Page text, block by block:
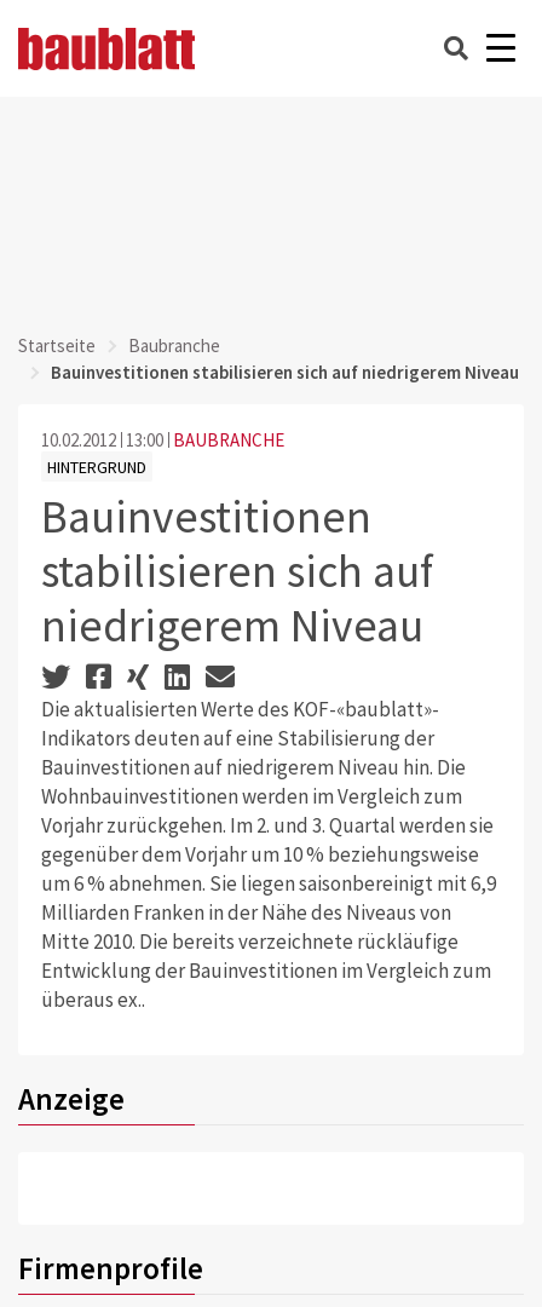
Startseite
Baubranche
Bauinvestitionen stabilisieren sich auf niedrigerem Niveau
10.02.2012 13:00 BAUBRANCHE
HINTERGRUND
Bauinvestitionen
stabilisieren sich auf
niedrigerem Niveau
Die aktualisierten Werte des KOF-«baublatt»-
Indikators deuten auf eine Stabilisierung der
Bauinvestitionen auf niedrigerem Niveau hin. Die
Wohnbauinvestitionen werden im Vergleich zum
Vorjahr zurückgehen. Im 2. und 3. Quartal werden sie
gegenüber dem Vorjahr um 10 % beziehungsweise
um 6 % abnehmen. Sie liegen saisonbereinigt mit 6,9
Milliarden Franken in der Nähe des Niveaus von
Mitte 2010. Die bereits verzeichnete rückläufige
Entwicklung der Bauinvestitionen im Vergleich zum
überaus ex..
Anzeige
Firmenprofile